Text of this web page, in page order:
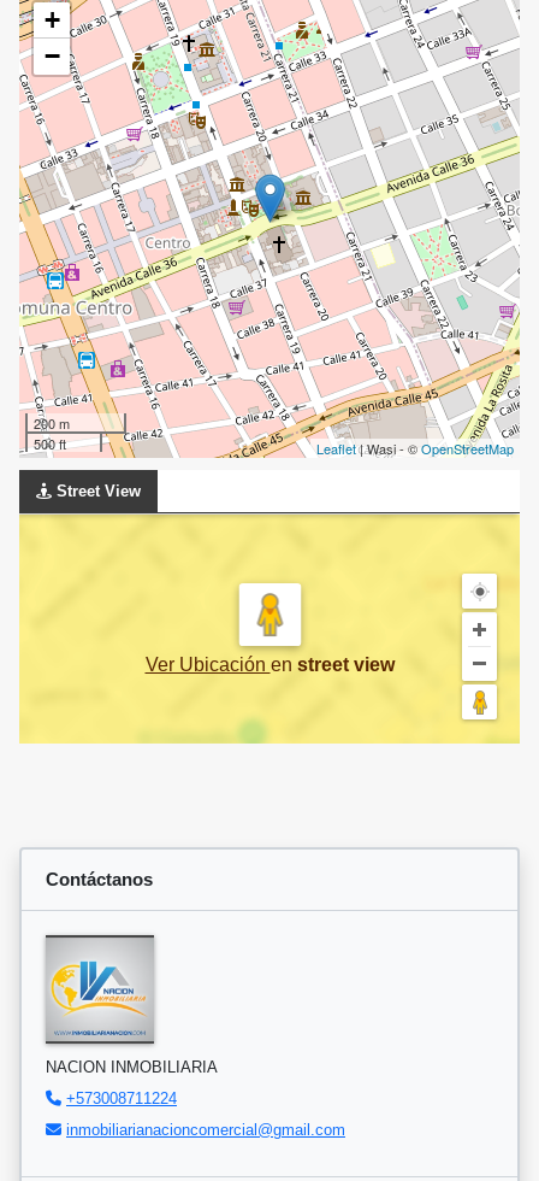
+
−
200 m
500 ft
Leaflet| Wasi - ©OpenStreetMap
Street View
Ver Ubicación en street view
Contáctanos
NACION INMOBILIARIA
+573008711224
inmobiliarianacioncomercial@gmail.com